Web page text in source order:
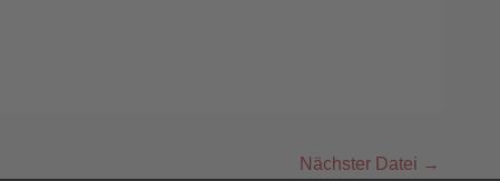
Nächster Datei →